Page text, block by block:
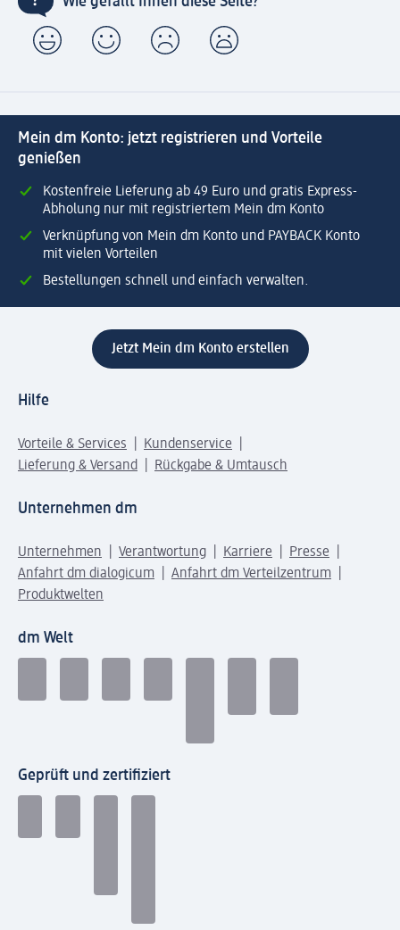
Mein dm Konto: jetzt registrieren und Vorteile
genießen
Kostenfreie Lieferung ab 49 Euro und gratis Express-
Abholung nur mit registriertem Mein dm Konto
Verknüpfung von Mein dm Konto und PAYBACK Konto
mit vielen Vorteilen
Bestellungen schnell und einfach verwalten.
Jetzt Mein dm Konto erstellen
Hilfe
Vorteile & Services
Kundenservice
Lieferung & Versand
Rückgabe & Umtausch
Unternehmen dm
Unternehmen Verantwortung Karriere
Presse
Anfahrt dm dialogicum
Anfahrt dm Verteilzentrum
Produktwelten
dm Welt
Geprüft und zertifiziert